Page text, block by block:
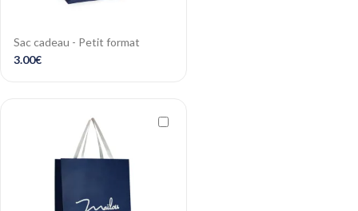
Sac cadeau - Petit format
3.00€